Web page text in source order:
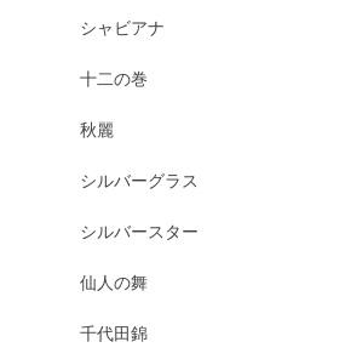
シャビアナ
十二の巻
秋麗
シルバーグラス
シルバースター
仙人の舞
千代田錦